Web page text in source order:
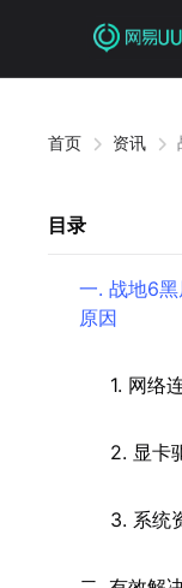
首页 资讯
目录
一. 战地6
原因
1. 网络
2. 显卡
3. 系统